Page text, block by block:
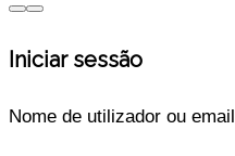
Iniciar sessão
Nome de utilizador ou email